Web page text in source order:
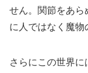
せん。関節をあら
に人ではなく魔物
さらにこの世界